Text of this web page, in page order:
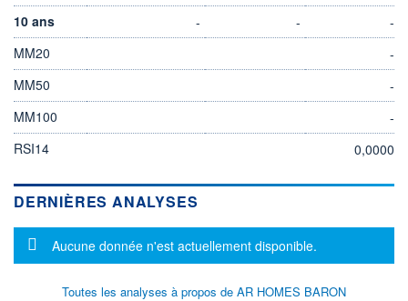
10 ans
- -
-
MM20
-
MM50
-
MM100
-
RSI14
0,0000
DERNIÈRES ANALYSES
Message d'information
Aucune donnée n'est actuellement disponible.
Toutes les analyses à propos de AR HOMES BARON